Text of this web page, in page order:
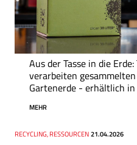
Aus der Tasse in die
verarbeiten
Gartenerde - erhältlich
MEHR
Thema
RECYCLING, RESSOURCEN
Datum 21.04.2026